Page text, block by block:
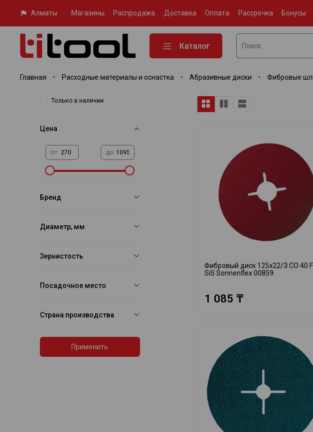
Алматы Магазины Распродажа Доставка Оплата Рассрочка Бонусы
Каталог
Главная Расходные материалы и оснастка Абразивные диски Фибровые
Фибровый диск 125x22/3 CO 40
SiS Sonnenflex 00859
1 085 ₸
Только в наличии
Цена
от до
Бренд
Диаметр, мм
Зернистость
Посадочное место
Страна производства
Применить